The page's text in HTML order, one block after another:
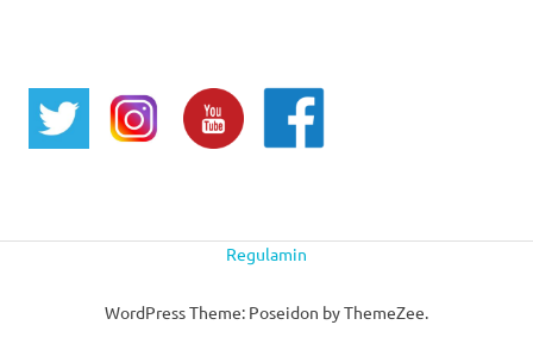
Regulamin
WordPress Theme: Poseidon by ThemeZee.